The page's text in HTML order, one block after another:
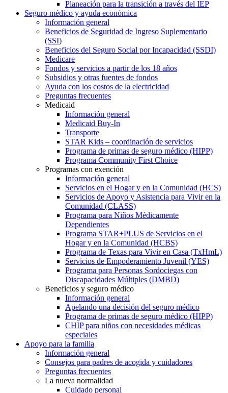
Planeación para la transición a través del IEP
Seguro médico y ayuda económica
Información general
Beneficios de Seguridad de Ingreso Suplementario
(SSI)
Beneficios del Seguro Social por Incapacidad (SSDI)
Medicare
Fondos y servicios a partir de los 18 años
Subsidios y otras fuentes de fondos
Ayuda con los costos de la electricidad
Preguntas frecuentes
Medicaid
Información general
Medicaid Buy-In
Transporte
STAR Kids – coordinación de servicios
Programa de primas de seguro médico (HIPP)
Programa Community First Choice
Programas con exención
Información general
Servicios en el Hogar y en la Comunidad (HCS)
Servicios de Apoyo y Asistencia para Vivir en la
Comunidad (CLASS)
Programa para Niños Médicamente
Dependientes
Programa STAR+PLUS de Servicios en el
Hogar y en la Comunidad (HCBS)
Programa de Texas para Vivir en Casa (TxHmL)
Servicios de Empoderamiento Juvenil (YES)
Programa para Personas Sordociegas con
Discapacidades Múltiples (DMBD)
Beneficios y seguro médico
Información general
Apelando una decisión del seguro médico
Programa de primas de seguro médico (HIPP)
CHIP para niños con necesidades médicas
especiales
Apoyo para la familia
Información general
Consejos para padres de acogida y cuidadores
Preguntas frecuentes
La nueva normalidad
Cuidado personal